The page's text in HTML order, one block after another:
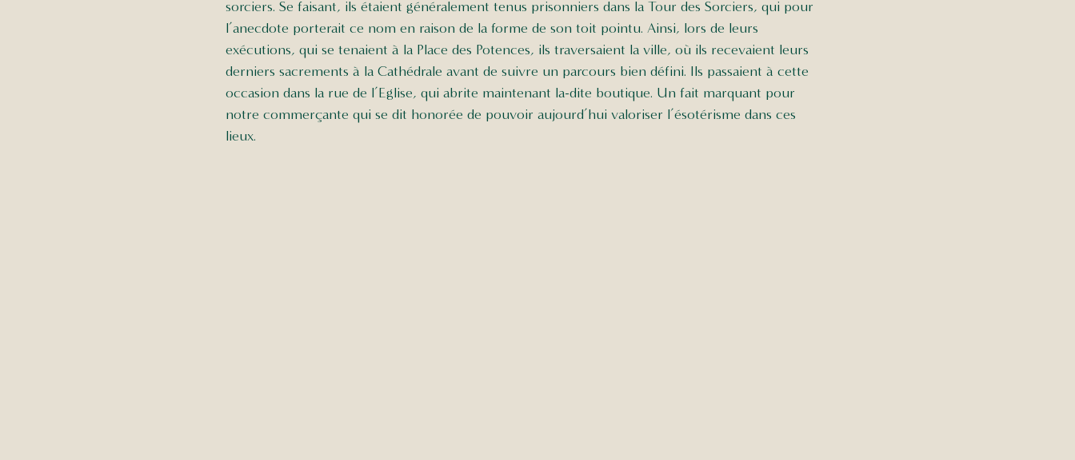
sorciers. Se faisant, ils étaient généralement tenus prisonniers dans la Tour des Sorciers, qui pour
l’anecdote porterait ce nom en raison de la forme de son toit pointu. Ainsi, lors de leurs
exécutions, qui se tenaient à la Place des Potences, ils traversaient la ville, où ils recevaient leurs
derniers sacrements à la Cathédrale avant de suivre un parcours bien défini. Ils passaient à cette
occasion dans la rue de l’Eglise, qui abrite maintenant la-dite boutique. Un fait marquant pour
notre commerçante qui se dit honorée de pouvoir aujourd’hui valoriser l’ésotérisme dans ces
lieux.